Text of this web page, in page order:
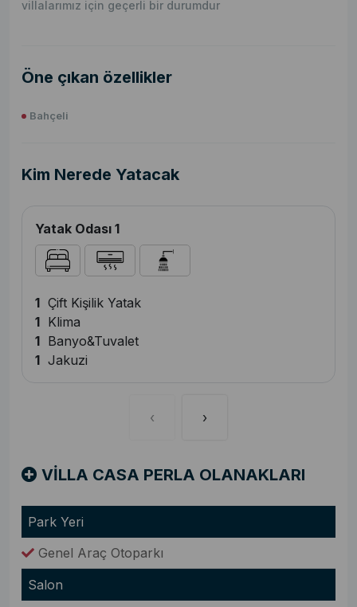
villalarımız için geçerli bir durumdur
Öne çıkan özellikler
Bahçeli
Kim Nerede Yatacak
Yatak Odası 1
1 Çift Kişilik Yatak
1 Klima
1 Banyo&Tuvalet
1 Jakuzi
‹ ›
VİLLA CASA PERLA OLANAKLARI
Park Yeri
Genel Araç Otoparkı
Salon